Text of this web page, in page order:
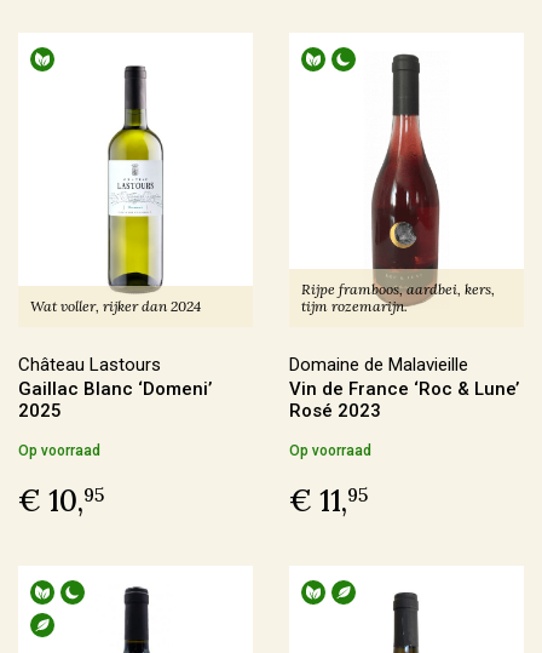
Prijs
€ 0,00 - € 9,99
€ 10,00 - € 19,99
€ 20,00 - € 29,99
Meer
Voorraad
Op voorraad
Binnenkort leverbaar
Uitverkocht(4)
Wat voller, rijker dan 2024
Château Lastours
Gaillac Blanc ‘Domeni’
2025
Op voorraad
€ 10,95
Rijpe framboos, aardbei, kers,
tijm rozemarijn.
Domaine de Malavieille
Vin de France ‘Roc & Lune’
Rosé 2023
Op voorraad
€ 11,95